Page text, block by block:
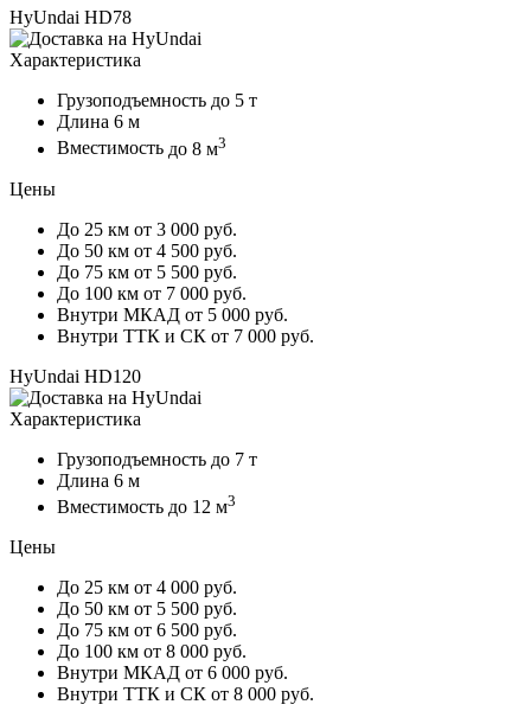
HyUndai HD78
Характеристика
Грузоподъемность до 5 т
Длина 6 м
Вместимость до 8 м3
Цены
До 25 км от 3 000 руб.
До 50 км от 4 500 руб.
До 75 км от 5 500 руб.
До 100 км от 7 000 руб.
Внутри МКАД от 5 000 руб.
Внутри ТТК и СК от 7 000 руб.
HyUndai HD120
Характеристика
Грузоподъемность до 7 т
Длина 6 м
Вместимость до 12 м3
Цены
До 25 км от 4 000 руб.
До 50 км от 5 500 руб.
До 75 км от 6 500 руб.
До 100 км от 8 000 руб.
Внутри МКАД от 6 000 руб.
Внутри ТТК и СК от 8 000 руб.